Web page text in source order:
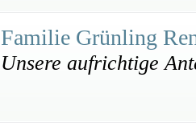
Familie Grünling
Unsere aufrichtige